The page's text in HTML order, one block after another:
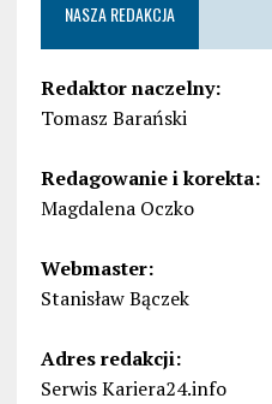
NASZA REDAKCJA
Redaktor naczelny:
Tomasz Barański
Redagowanie i korekta:
Magdalena Oczko
Webmaster:
Stanisław Bączek
Adres redakcji:
Serwis Kariera24.info